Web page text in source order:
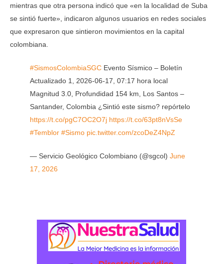
mientras que otra persona indicó que «en la localidad de Suba
se sintió fuerte», indicaron algunos usuarios en redes sociales
que expresaron que sintieron movimientos en la capital
colombiana.
#SismosColombiaSGC Evento Sísmico – Boletín
Actualizado 1, 2026-06-17, 07:17 hora local
Magnitud 3.0, Profundidad 154 km, Los Santos –
Santander, Colombia ¿Sintió este sismo? repórtelo
https://t.co/pgC7OC2O7j https://t.co/63pt8nVsSe
#Temblor #Sismo pic.twitter.com/zcoDeZ4NpZ
— Servicio Geológico Colombiano (@sgcol) June
17, 2026